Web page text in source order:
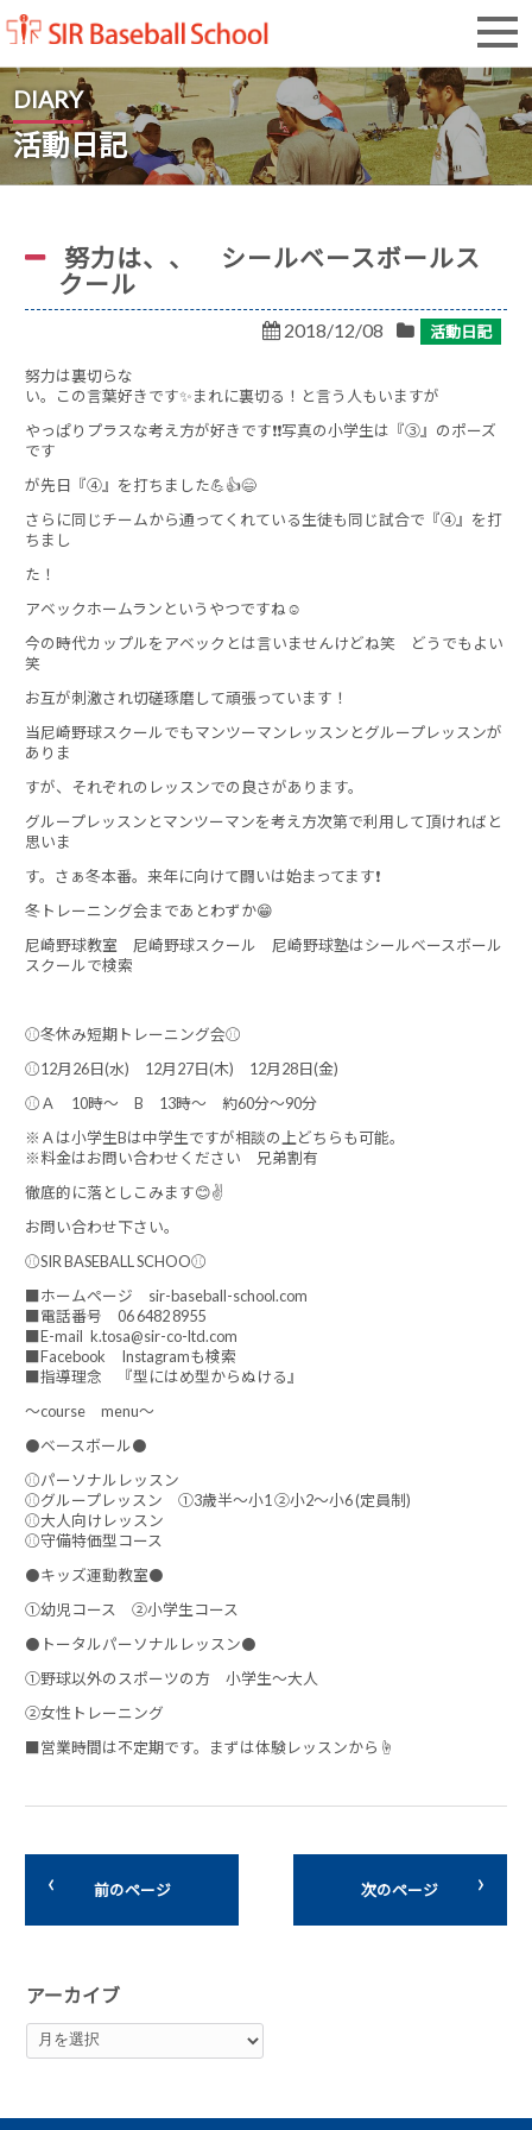
SIR Baseball School
DIARY
活動日記
努力は、、 シールベースボールス
クール
2018/12/08 活動日記
努力は裏切らな
い。この言葉好きです✨まれに裏切る！と言う人もいますが
やっぱりプラスな考え方が好きです❗❗写真の小学生は『③』のポーズ
です
が先日『④』を打ちました💪👍😄
さらに同じチームから通ってくれている生徒も同じ試合で『④』を打
ちまし
た！
アベックホームランというやつですね☺
今の時代カップルをアベックとは言いませんけどね笑 どうでもよい
笑
お互が刺激され切磋琢磨して頑張っています！
当尼崎野球スクールでもマンツーマンレッスンとグループレッスンが
ありま
すが、それぞれのレッスンでの良さがあります。
グループレッスンとマンツーマンを考え方次第で利用して頂ければと
思いま
す。さぁ冬本番。来年に向けて闘いは始まってます❗
冬トレーニング会まであとわずか😁
尼崎野球教室 尼崎野球スクール 尼崎野球塾はシールベースボール
スクールで検索
⚾冬休み短期トレーニング会⚾
⚾12月26日(水) 12月27日(木) 12月28日(金)
⚾Ａ 10時～ B 13時～ 約60分～90分
※Ａは小学生Bは中学生ですが相談の上どちらも可能。
※料金はお問い合わせください 兄弟割有
徹底的に落としこみます😊✌
お問い合わせ下さい。
⚾SIR BASEBALL SCHOO⚾
■ホームページ sir-baseball-school.com
■電話番号 06 6482 8955
■E-mail k.tosa@sir-co-ltd.com
■Facebook Instagramも検索
■指導理念 『型にはめ型からぬける』
～course menu～
⚫ベースボール⚫
⚾パーソナルレッスン
⚾グループレッスン ①3歳半～小1 ②小2～小6 (定員制)
⚾大人向けレッスン
⚾守備特価型コース
⚫キッズ運動教室⚫
①幼児コース ②小学生コース
⚫トータルパーソナルレッスン⚫
①野球以外のスポーツの方 小学生～大人
②女性トレーニング
■営業時間は不定期です。まずは体験レッスンから☝
前のページ 次のページ
アーカイブ